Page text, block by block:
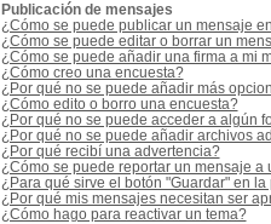
Publicación de mensajes
¿Cómo se puede publicar un mensaje
¿Cómo se puede editar o borrar un
¿Cómo se puede añadir una firma a mi
¿Cómo creo una encuesta?
¿Por qué no se puede añadir más
¿Cómo edito o borro una encuesta?
¿Por qué no se puede acceder a algún
¿Por qué no se puede añadir archivos
¿Por qué recibí una advertencia?
¿Cómo se puede reportar un mensaje a
¿Para qué sirve el botón "Guardar" en
¿Por qué mis mensajes necesitan ser
¿Cómo hago para reactivar un tema?